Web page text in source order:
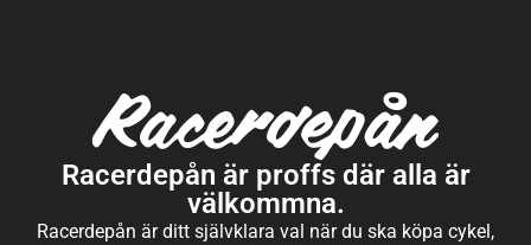
Racerdepån är proffs där alla är
välkommna.
Racerdepån är ditt självklara val när du ska köpa cykel,